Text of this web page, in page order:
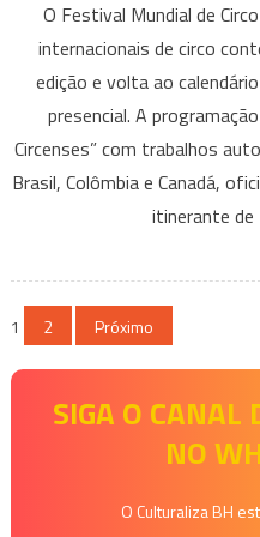
O Festival Mundial de
internacionais de circo
edição e volta ao
presencial. A
Circenses” com trabalhos
Brasil, Colômbia e Canadá,
itinerante
Paginação
de
posts
1 2 Próximo
SIGA O CANAL
NO
O Culturaliza BH